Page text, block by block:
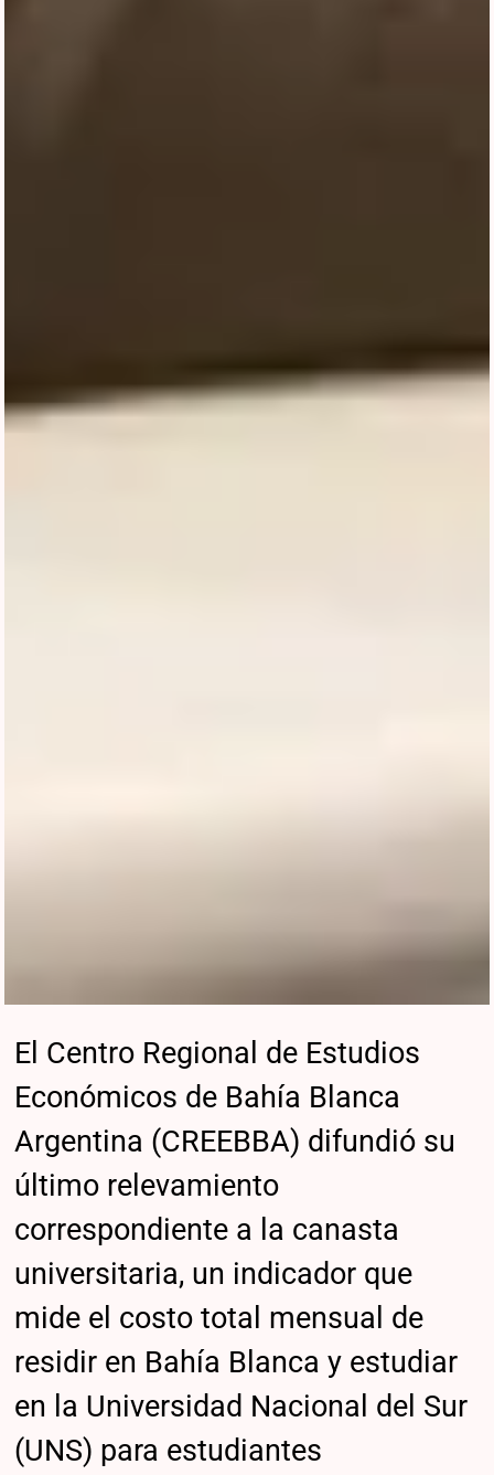
El Centro Regional de Estudios
Económicos de Bahía Blanca
Argentina (CREEBBA) difundió su
último relevamiento
correspondiente a la canasta
universitaria, un indicador que
mide el costo total mensual de
residir en Bahía Blanca y estudiar
en la Universidad Nacional del Sur
(UNS) para estudiantes